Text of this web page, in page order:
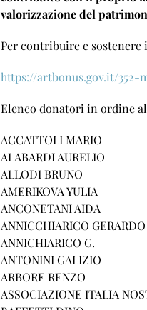
valorizzazione del
Per contribuire e sostenere
https://artbonus.gov.it/
Elenco donatori in ordine
ACCATTOLI MARIO
ALABARDI AURELIO
ALLODI BRUNO
AMERIKOVA YULIA
ANCONETANI AIDA
ANNICCHIARICO GERARDO
ANNICHIARICO G.
ANTONINI GALIZIO
ARBORE RENZO
ASSOCIAZIONE ITALIA